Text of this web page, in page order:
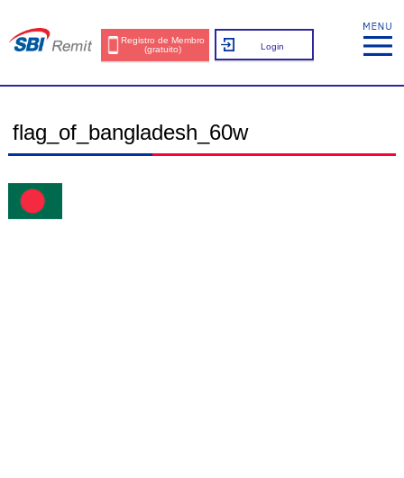
Registro de Membro
(gratuito)
Login
flag_of_bangladesh_60w